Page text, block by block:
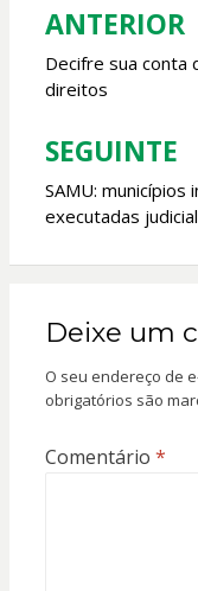
Navegação
de
Post
ANTERIOR
Decifre sua conta
direitos
SEGUINTE
SAMU:
executadas
Deixe um
O seu endereço de
obrigatórios são
Comentário *